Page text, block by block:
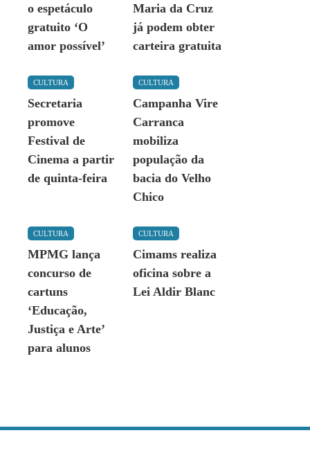
o espetáculo
gratuito ‘O
amor possível’
Maria da Cruz
já podem obter
carteira gratuita
CULTURA
Secretaria
promove
Festival de
Cinema a partir
de quinta-feira
CULTURA
Campanha Vire
Carranca
mobiliza
população da
bacia do Velho
Chico
CULTURA
MPMG lança
concurso de
cartuns
‘Educação,
Justiça e Arte’
para alunos
CULTURA
Cimams realiza
oficina sobre a
Lei Aldir Blanc